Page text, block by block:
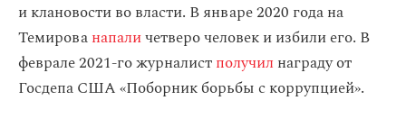
и клановости во власти. В январе 2020 года на
Темированапаличетверо человек и избили его. В
феврале 2021-го журналистполучил награду от
Госдепа США «Поборник борьбы с коррупцией».